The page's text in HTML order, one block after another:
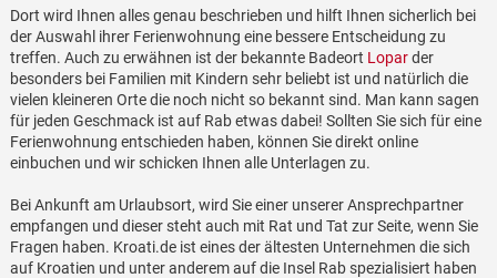
Dort wird Ihnen alles genau beschrieben und hilft Ihnen sicherlich bei
der Auswahl ihrer Ferienwohnung eine bessere Entscheidung zu
treffen. Auch zu erwähnen ist der bekannte Badeort Loparder
besonders bei Familien mit Kindern sehr beliebt ist und natürlich die
vielen kleineren Orte die noch nicht so bekannt sind. Man kann sagen
für jeden Geschmack ist auf Rab etwas dabei! Sollten Sie sich für eine
Ferienwohnung entschieden haben, können Sie direkt online
einbuchen und wir schicken Ihnen alle Unterlagen zu.
Bei Ankunft am Urlaubsort, wird Sie einer unserer Ansprechpartner
empfangen und dieser steht auch mit Rat und Tat zur Seite, wenn Sie
Fragen haben. Kroati.de ist eines der ältesten Unternehmen die sich
auf Kroatien und unter anderem auf die Insel Rab spezialisiert haben